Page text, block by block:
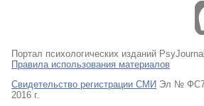
Портал психологических изданий
Правила использования материалов
Свидетельство регистрации СМИ Эл №
2016 г.